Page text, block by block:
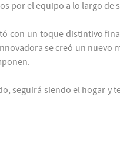
por el equipo a lo largo de
con un toque distintivo
se creó un nuevo
seguirá siendo el hogar y